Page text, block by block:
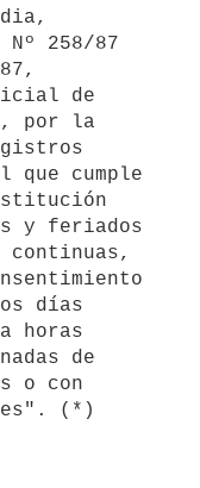
258/87
de
por la
que cumple
y feriados
continuas,
días
horas
de
o con